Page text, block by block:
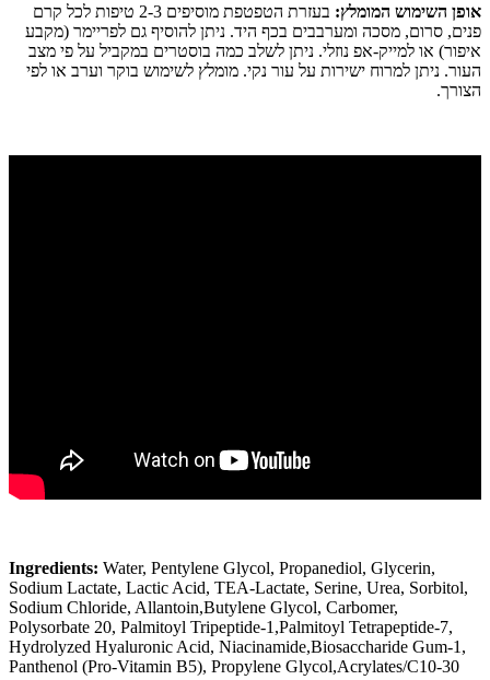
אופן השימוש המומלץ:
בעזרת הטפטפת מוסיפים 2-3 טיפות לכל קרם
פנים, סרום, מסכה ומערבבים בכף היד. ניתן להוסיף גם לפריימר (מקבע
איפור) או למייק-אפ נוזלי. ניתן לשלב כמה בוסטרים במקביל על פי מצב
העור. ניתן למרוח ישירות על עור נקי. מומלץ לשימוש בוקר וערב או לפי
הצורך.
Ingredients: Water, Pentylene Glycol, Propanediol, Glycerin,
Sodium Lactate, Lactic Acid, TEA-Lactate, Serine, Urea, Sorbitol,
Sodium Chloride, Allantoin,Butylene Glycol, Carbomer,
Polysorbate 20, Palmitoyl Tripeptide-1,Palmitoyl Tetrapeptide-7,
Hydrolyzed Hyaluronic Acid, Niacinamide,Biosaccharide Gum-1,
Panthenol (Pro-Vitamin B5), Propylene Glycol,Acrylates/C10-30